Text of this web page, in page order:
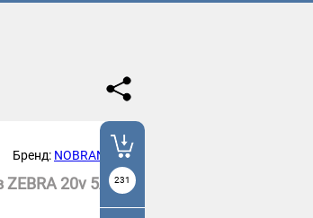
231
Бренд: NOBRAND
20v 5A